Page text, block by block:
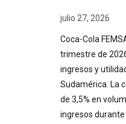
julio 27, 2026
Coca-Cola
trimestre de
ingresos y
Sudamérica. La
de 3,5% en
ingresos durante